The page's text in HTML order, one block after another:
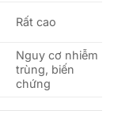
Rất cao
Nguy cơ nhiễm
trùng, biến
chứng